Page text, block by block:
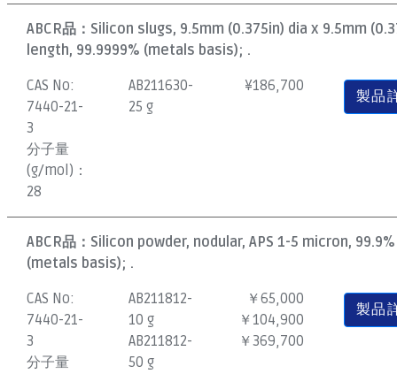
ABCR品： Silicon slugs, 9.5mm (0.375in) dia x 9.5mm
length, 99.9999% (metals basis); .
CAS No:
7440-21-
3
分子量
(g/mol)：
28
AB211630-
25 g
¥186,700
製品
ABCR品： Silicon powder, nodular, APS 1-5 micron, 99.9%
(metals basis); .
CAS No:
7440-21-
3
分子量
AB211812-
10 g
AB211812-
50 g
￥65,000
￥104,900
￥369,700
製品